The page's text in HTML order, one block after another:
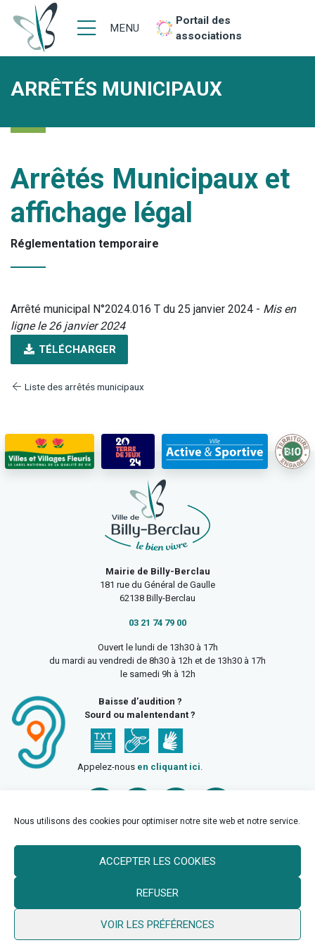
Nous utilisons des cookies pour optimiser notre site web et notre service.
ACCEPTER LES COOKIES
REFUSER
VOIR LES PRÉFÉRENCES
MENU
Portail des
associations
ARRÊTÉS MUNICIPAUX
Arrêtés Municipaux et
affichage légal
Réglementation temporaire
Arrêté municipal N°2024.016 T du 25 janvier 2024 - Mis en
ligne le 26 janvier 2024
TÉLÉCHARGER
Liste des arrêtés municipaux
Mairie de Billy-Berclau
181 rue du Général de Gaulle
62138 Billy-Berclau
03 21 74 79 00
Ouvert le lundi de 13h30 à 17h
du mardi au vendredi de 8h30 à 12h et de 13h30 à 17h
le samedi 9h à 12h
Baisse d’audition ?
Sourd ou malentendant ?
Appelez-nous en cliquant ici.
© 2026 Ville de Billy Berclau —neoweb.fr